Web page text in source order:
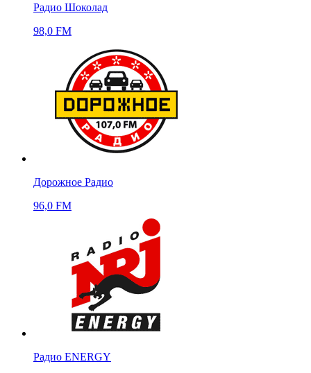
Радио Шоколад
98,0 FM
Дорожное Радио
96,0 FM
Радио ENERGY